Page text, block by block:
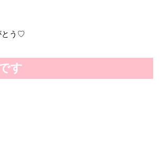
とう♡
す